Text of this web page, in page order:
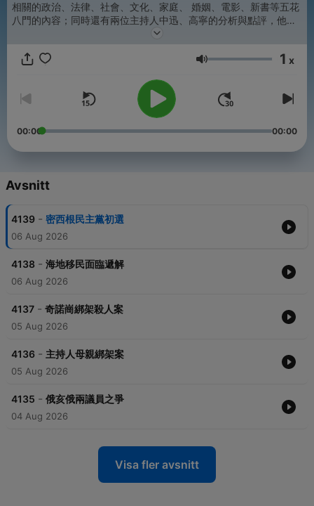
相關的政治、法律、社會、文化、家庭、 婚姻、電影、新書等五花
八門的內容；同時還有兩位主持人中迅、高寧的分析與點評，他們
的獨特風格令節目輕松又有趣！只需要花一點點時間，就能掌握天
半個時事專家！節目的官方粉絲頁每日更新話題和資訊
發！(節目版權所屬MRBI KAZN AM1300中文廣播電台
www.AM1300.com ）
Volym 1 x
00:00 00:00
Avsnitt
4139 - 密西根民主黨初選
06 Aug 2026
4138 - 海地移民面臨遞解
06 Aug 2026
4137 - 奇諾崗綁架殺人案
05 Aug 2026
4136 - 主持人母親綁架案
05 Aug 2026
4135 - 俄亥俄兩議員之爭
04 Aug 2026
Visa fler avsnitt